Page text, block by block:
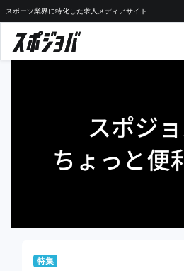
スポーツ業界に特化した求人メディアサイト
特集